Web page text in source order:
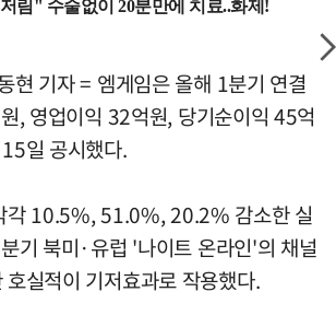
현 기자 = 엠게임은 올해 1분기 연결
, 영업이익 32억원, 당기순이익 45억
일 공시했다.
각 10.5%, 51.0%, 20.2% 감소한 실
기 북미·유럽 '나이트 온라인'의 채널
실적이 기저효과로 작용했다.